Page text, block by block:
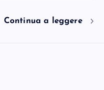
Continua a leggere